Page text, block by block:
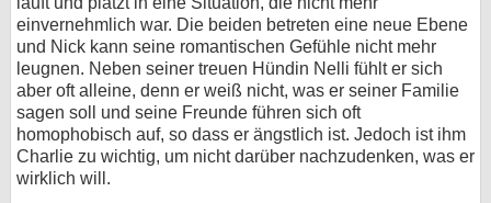
einvernehmlich war. Die beiden betreten eine neue Ebene
und Nick kann seine romantischen Gefühle nicht mehr
leugnen. Neben seiner treuen Hündin Nelli fühlt er sich
aber oft alleine, denn er weiß nicht, was er seiner Familie
sagen soll und seine Freunde führen sich oft
homophobisch auf, so dass er ängstlich ist. Jedoch ist ihm
Charlie zu wichtig, um nicht darüber nachzudenken, was er
wirklich will.
Datenschutz
Cookie-Einstellungen
Impressum